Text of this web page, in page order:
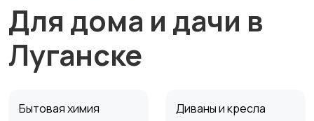
Для дома и дачи в
Луганске
Бытовая химия Диваны и кресла